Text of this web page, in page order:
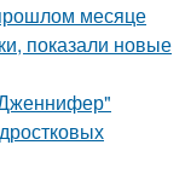
месяце
показали новые